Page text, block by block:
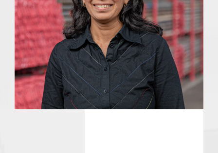
Wetterschutz
Raumgerüste
Sonderkonstruktionen
Qualität & Sicherheit
Qualität
Sicherheit
Gesundheit
Umwelt
QSGU-Ziele